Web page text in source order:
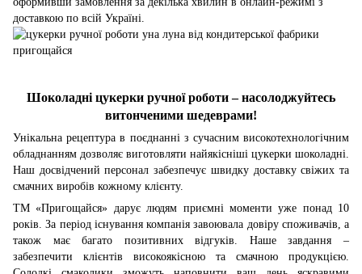
доставкою по всій Україні.
Шоколадні цукерки ручної роботи – насолоджуйтесь
витонченими шедеврами!
Унікальна рецептура в поєднанні з сучасним високотехнологічним
обладнанням дозволяє виготовляти найякісніші цукерки шоколадні.
Наш досвідчений персонал забезпечує швидку доставку свіжих та
смачних виробів кожному клієнту.
ТМ «Пригощайся» дарує людям приємні моменти уже понад 10
років. За період існування компанія завоювала довіру споживачів, а
також має багато позитивних відгуків. Наше завдання –
забезпечити клієнтів високоякісною та смачною продукцією.